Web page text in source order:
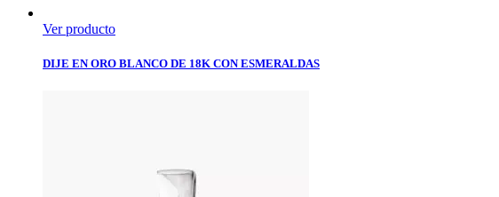
Ver producto
DIJE EN ORO BLANCO DE 18K CON ESMERALDAS